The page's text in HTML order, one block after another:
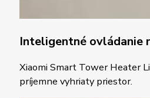
Inteligentné ovládanie
Xiaomi Smart Tower Heater
príjemne vyhriaty priestor.